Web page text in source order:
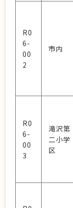
R0
6-
00
2
市内
R0
6-
00
3
滝沢第
二小学
区